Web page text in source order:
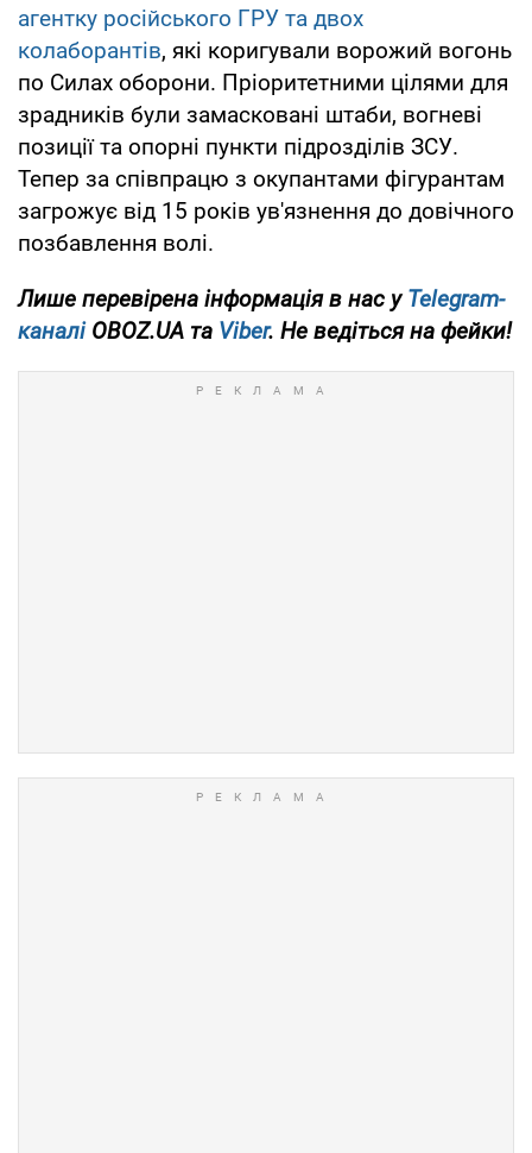
агентку російського ГРУ та двох
колаборантів, які коригували ворожий вогонь
по Силах оборони. Пріоритетними цілями для
зрадників були замасковані штаби, вогневі
позиції та опорні пункти підрозділів ЗСУ.
Тепер за співпрацю з окупантами фігурантам
загрожує від 15 років ув'язнення до довічного
позбавлення волі.
Лише перевірена інформація в нас уTelegram-
каналіOBOZ.UA та Viber. Не ведіться на фейки!